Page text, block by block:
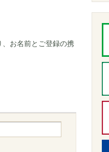
、お名前とご登録の携